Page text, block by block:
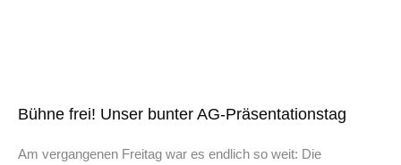
Bühne frei! Unser bunter AG-Präsentationstag
Am vergangenen Freitag war es endlich so weit: Die